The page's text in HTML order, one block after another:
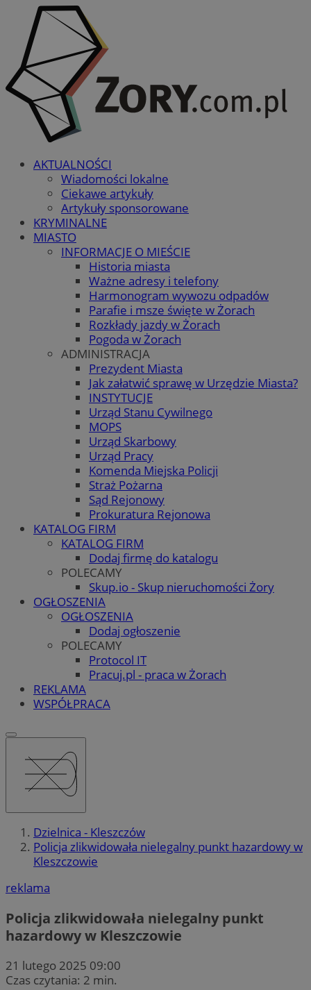
AKTUALNOŚCI
Wiadomości lokalne
Ciekawe artykuły
Artykuły sponsorowane
KRYMINALNE
MIASTO
INFORMACJE O MIEŚCIE
Historia miasta
Ważne adresy i telefony
Harmonogram wywozu odpadów
Parafie i msze święte w Żorach
Rozkłady jazdy w Żorach
Pogoda w Żorach
ADMINISTRACJA
Prezydent Miasta
Jak załatwić sprawę w Urzędzie Miasta?
INSTYTUCJE
Urząd Stanu Cywilnego
MOPS
Urząd Skarbowy
Urząd Pracy
Komenda Miejska Policji
Straż Pożarna
Sąd Rejonowy
Prokuratura Rejonowa
KATALOG FIRM
KATALOG FIRM
Dodaj firmę do katalogu
POLECAMY
Skup.io - Skup nieruchomości Żory
OGŁOSZENIA
OGŁOSZENIA
Dodaj ogłoszenie
POLECAMY
Protocol IT
Pracuj.pl - praca w Żorach
REKLAMA
WSPÓŁPRACA
Dzielnica - Kleszczów
Policja zlikwidowała nielegalny punkt hazardowy w
Kleszczowie
reklama
Policja zlikwidowała nielegalny punkt
hazardowy w Kleszczowie
21 lutego 2025 09:00
Czas czytania: 2 min.